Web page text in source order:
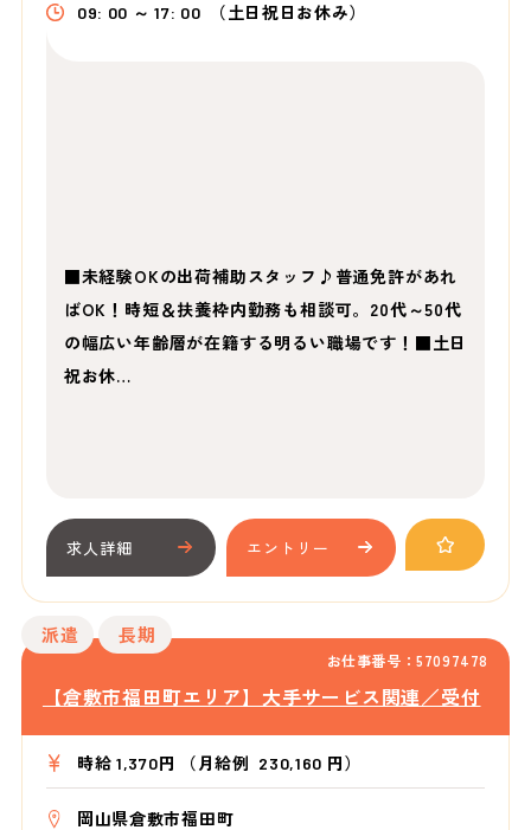
09: 00 ～ 17: 00 （土日祝日お休み）
■未経験OKの出荷補助スタッフ♪普通免許があれ
ばOK！時短＆扶養枠内勤務も相談可。20代～50代
の幅広い年齢層が在籍する明るい職場です！■土日
祝お休…
求人詳細 エントリー
お仕事番号：57097478
派遣 長期
【倉敷市福田町エリア】大手サービス関連／受付
時給 1,370円 （月給例 230,160 円）
岡山県倉敷市福田町